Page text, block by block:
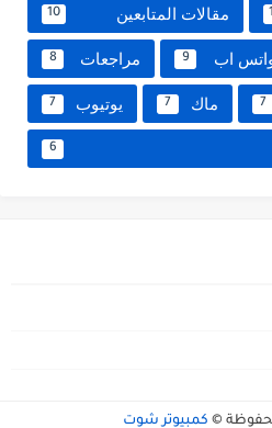
مقالات المتابعين 10
اب 9 مراجعات 8
7 ماك 7 يوتيوب 7
6
© كمبيوتر شوت